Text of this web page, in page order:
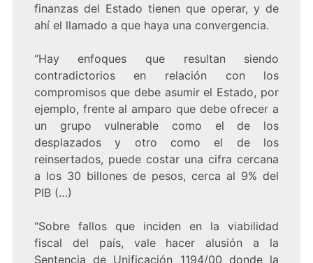
finanzas del Estado tienen que operar, y de
ahí el llamado a que haya una convergencia.
“Hay enfoques que resultan siendo
contradictorios en relación con los
compromisos que debe asumir el Estado, por
ejemplo, frente al amparo que debe ofrecer a
un grupo vulnerable como el de los
desplazados y otro como el de los
reinsertados, puede costar una cifra cercana
a los 30 billones de pesos, cerca al 9% del
PIB (…)
“Sobre fallos que inciden en la viabilidad
fiscal del país, vale hacer alusión a la
Sentencia de Unificación 1194/00 donde la